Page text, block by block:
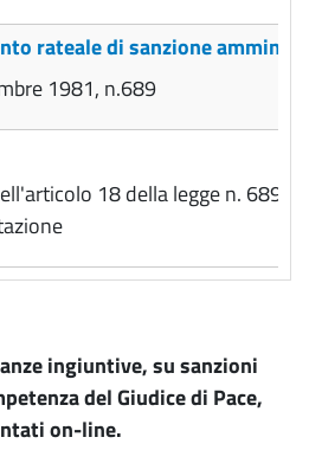
rateale di sanzione
1981, n.689
18 della legge n. 689/
ingiuntive, su sanzioni
del Giudice di Pace,
on-line.